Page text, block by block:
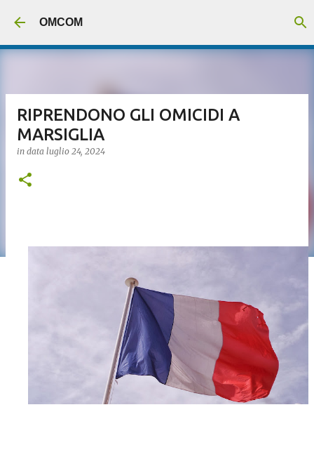
OMCOM
RIPRENDONO GLI OMICIDI A
MARSIGLIA
in data luglio 24, 2024